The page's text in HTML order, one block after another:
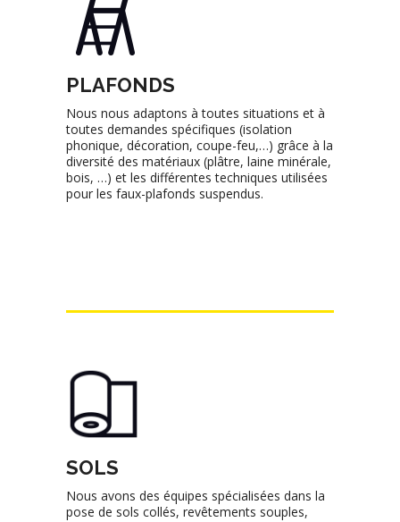
PLAFONDS
Nous nous adaptons à toutes situations et à
toutes demandes spécifiques (isolation
phonique, décoration, coupe-feu,…) grâce à la
diversité des matériaux (plâtre, laine minérale,
bois, …) et les différentes techniques utilisées
pour les faux-plafonds suspendus.
SOLS
Nous avons des équipes spécialisées dans la
pose de sols collés, revêtements souples,